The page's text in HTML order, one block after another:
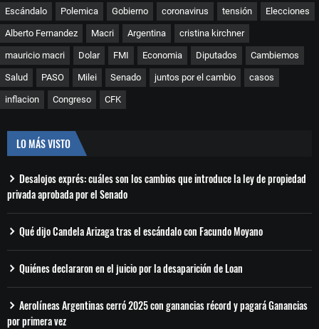
Escándalo Polemica Gobierno coronavirus tensión Elecciones
Alberto Fernandez Macri Argentina cristina kirchner
mauricio macri Dolar FMI Economia Diputados Cambiemos
Salud PASO Milei Senado juntos por el cambio casos
inflacion Congreso CFK
LO MÁS VISTO
Desalojos exprés: cuáles son los cambios que introduce la ley de propiedad
privada aprobada por el Senado
Qué dijo Candela Arizaga tras el escándalo con Facundo Moyano
Quiénes declararon en el juicio por la desaparición de Loan
Aerolíneas Argentinas cerró 2025 con ganancias récord y pagará Ganancias
por primera vez